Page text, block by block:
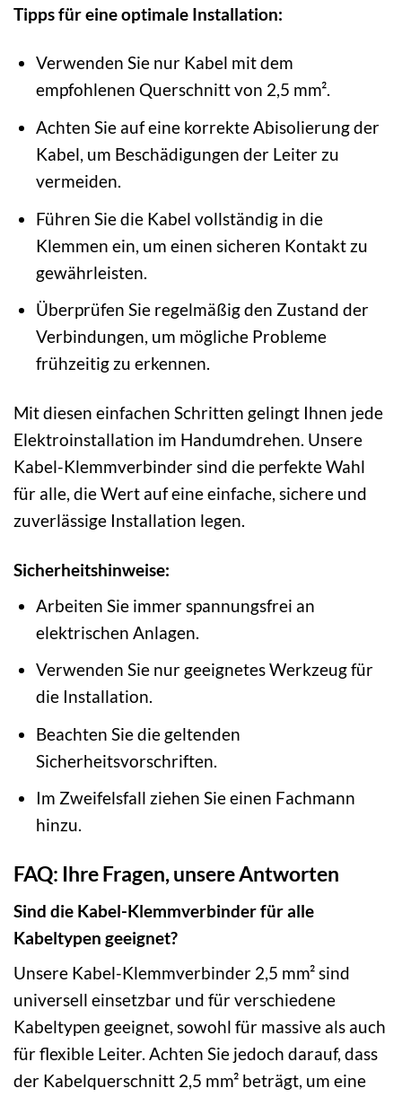
Tipps für eine optimale Installation:
Verwenden Sie nur Kabel mit dem
empfohlenen Querschnitt von 2,5 mm².
Achten Sie auf eine korrekte Abisolierung der
Kabel, um Beschädigungen der Leiter zu
vermeiden.
Führen Sie die Kabel vollständig in die
Klemmen ein, um einen sicheren Kontakt zu
gewährleisten.
Überprüfen Sie regelmäßig den Zustand der
Verbindungen, um mögliche Probleme
frühzeitig zu erkennen.
Mit diesen einfachen Schritten gelingt Ihnen jede
Elektroinstallation im Handumdrehen. Unsere
Kabel-Klemmverbinder sind die perfekte Wahl
für alle, die Wert auf eine einfache, sichere und
zuverlässige Installation legen.
Sicherheitshinweise:
Arbeiten Sie immer spannungsfrei an
elektrischen Anlagen.
Verwenden Sie nur geeignetes Werkzeug für
die Installation.
Beachten Sie die geltenden
Sicherheitsvorschriften.
Im Zweifelsfall ziehen Sie einen Fachmann
hinzu.
FAQ: Ihre Fragen, unsere Antworten
Sind die Kabel-Klemmverbinder für alle
Kabeltypen geeignet?
Unsere Kabel-Klemmverbinder 2,5 mm² sind
universell einsetzbar und für verschiedene
Kabeltypen geeignet, sowohl für massive als auch
für flexible Leiter. Achten Sie jedoch darauf, dass
der Kabelquerschnitt 2,5 mm² beträgt, um eine